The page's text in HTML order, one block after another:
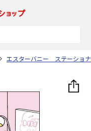
エスターバニー ステーショ